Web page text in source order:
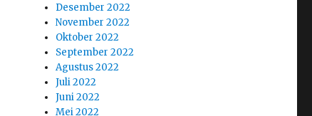
Desember 2022
November 2022
Oktober 2022
September 2022
Agustus 2022
Juli 2022
Juni 2022
Mei 2022